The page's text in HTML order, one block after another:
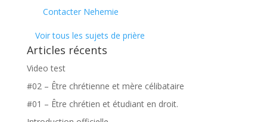
Contacter Nehemie
Voir tous les sujets de prière
Articles récents
Video test
#02 – Être chrétienne et mère célibataire
#01 – Être chrétien et étudiant en droit.